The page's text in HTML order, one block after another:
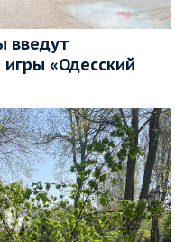
введут
«Одесский